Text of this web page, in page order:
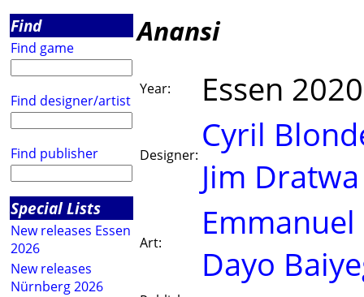
Find
Find game
Find designer/artist
Find publisher
Special Lists
New releases Essen
2026
New releases
Nürnberg 2026
Anansi
Year: Essen 2020
Designer: Cyril
Jim Dratwa
Art:
Dayo